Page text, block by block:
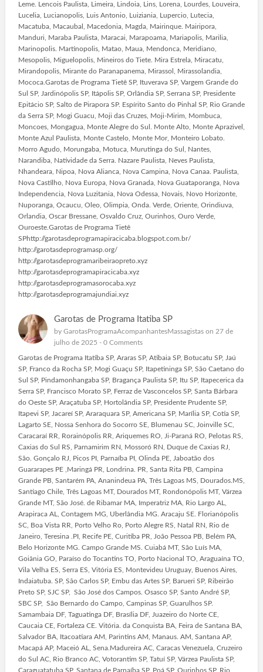
Leme. Lencois Paulista, Limeira, Lindoia, Lins, Lorena, Lourdes, Louveira,
Lucelia, Lucianopolis, Luis Antonio, Luiziania, Lupercio, Lutecia,
Macatuba, Macaubal, Macedonia, Magda, Mairinque. Mairipora,
Manduri, Maraba Paulista, Maracai, Marapoama, Mariapolis, Marilia,
Marinopolis. Martinopolis, Matao, Maua, Mendonca, Meridiano,
Mesopolis, Miguelopolis, Mineiros do Tiete. Mira Estrela, Miracatu,
Mirandopolis, Mirante do Paranapanema, Mirassol, Mirassolandia,
Mococa.Garotas de Programa Tietê SP, Ituverava SP, Vargem Grande do
Sul SP, Jardinópolis SP, Itápolis SP, Orlândia SP, Serrana SP, Presidente
Epitácio SP, Salto de Pirapora SP. Espírito Santo do Pinhal SP, Rio Grande
da Serra SP, Mogi Guacu, Moji das Cruzes, Moji-Mirim, Mombuca,
Moncoes, Mongagua, Monte Alegre do Sul. Monte Alto, Monte Aprazivel,
Monte Azul Paulista, Monte Castelo, Monte Mor, Monteiro Lobato.
Morro Agudo, Morungaba, Motuca, Murutinga do Sul, Nantes,
Narandiba, Natividade da Serra. Nazare Paulista, Neves Paulista,
Nhandeara, Nipoa, Nova Alianca, Nova Campina, Nova Canaa. Paulista,
Nova Castilho, Nova Europa, Nova Granada, Nova Guataporanga, Nova
Independencia, Nova Luzitania, Nova Odessa, Novais, Novo Horizonte,
Nuporanga, Ocaucu, Oleo, Olimpia, Onda. Verde, Oriente, Orindiuva,
Orlandia, Oscar Bressane, Osvaldo Cruz, Ourinhos, Ouro Verde,
Ouroeste.Garotas de Programa Tietê
SPhttp://garotasdeprogramapiracicaba.blogspot.com.br/
http://garotasdeprogramasp.org/
http://garotasdeprogramaribeiraopreto.xyz
http://garotasdeprogramapiracicaba.xyz
http://garotasdeprogramasorocaba.xyz
http://garotasdeprogramajundiai.xyz
Garotas de Programa Itatiba SP
by GarotasProgramaAcompanhantesMassagistason 27 de
julho de 2025 - 0 Comments
Garotas de Programa Itatiba SP, Araras SP, Atibaia SP, Botucatu SP, Jaú
SP, Franco da Rocha SP, Mogi Guaçu SP, Itapetininga SP, São Caetano do
Sul SP, Pindamonhangaba SP, Bragança Paulista SP, Itu SP, Itapecerica da
Serra SP, Francisco Morato SP, Ferraz de Vasconcelos SP, Santa Bárbara
do Oeste SP, Araçatuba SP, Hortolândia SP, Presidente Prudente SP,
Itapevi SP, Jacareí SP, Araraquara SP, Americana SP, Marília SP, Cotia SP,
Lagarto SE, Nossa Senhora do Socorro SE, Blumenau SC, Joinville SC,
Caracaraí RR, Rorainópolis RR, Ariquemes RO, Ji-Paraná RO, Pelotas RS,
Caxias do Sul RS, Parnamirim RN, Mossoró RN, Duque de Caxias RJ,
São. Gonçalo RJ, Picos PI, Parnaíba PI, Olinda PE, Jaboatão dos
Guararapes PE ,Maringá PR, Londrina. PR, Santa Rita PB, Campina
Grande PB, Santarém PA, Ananindeua PA, Três Lagoas MS, Dourados.MS,
Santiago Chile, Três Lagoas MT, Dourados MT, Rondonópolis MT, Várzea
Grande MT, São José. de Ribamar MA, Imperatriz MA, Rio Largo AL,
Arapiraca AL, Contagem MG, Uberlândia MG. Aracaju SE. Florianópolis
SC, Boa Vista RR, Porto Velho Ro, Porto Alegre RS, Natal RN, Rio de
Janeiro, Teresina .PI, Recife PE, Curitiba PR, João Pessoa PB, Belém PA,
Belo Horizonte MG. Campo Grande MS. Cuiabá MT, São Luís MA,
Goiânia GO, Paraíso do Tocantins TO, Porto Nacional TO, Araguaína TO,
Vila Velha ES, Serra ES, Vitória ES, Montevideu Uruguay, Buenos Aires,
Indaiatuba. SP, São Carlos SP, Embu das Artes SP, Barueri SP, Ribeirão
Preto SP, SJC SP, São José dos Campos. Osasco SP, Santo André SP,
SBC SP, São Bernardo do Campo, Campinas SP, Guarulhos SP.
Samambaia DF, Taguatinga DF, Brasília DF, Juazeiro do Norte CE,
Caucaia CE, Fortaleza CE. Vitória. da Conquista BA, Feira de Santana BA,
Salvador BA, Itacoatiara AM, Parintins AM, Manaus. AM, Santana AP,
Macapá AP, Maceió AL, Sena.Madureira AC, Caracas Venezuela, Cruzeiro
do Sul AC, Rio Branco AC, Votorantim SP, Tatuí SP, Várzea Paulista SP,
Caraguatatuba SP, Santana de Parnaíba SP, Poá SP, Ourinhos SP, Rio